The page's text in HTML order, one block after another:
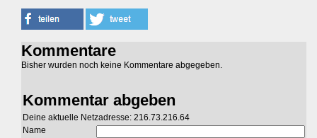
Kommentare
Bisher wurden noch keine Kommentare abgegeben.
Kommentar abgeben
Deine aktuelle Netzadresse: 216.73.216.64
Name